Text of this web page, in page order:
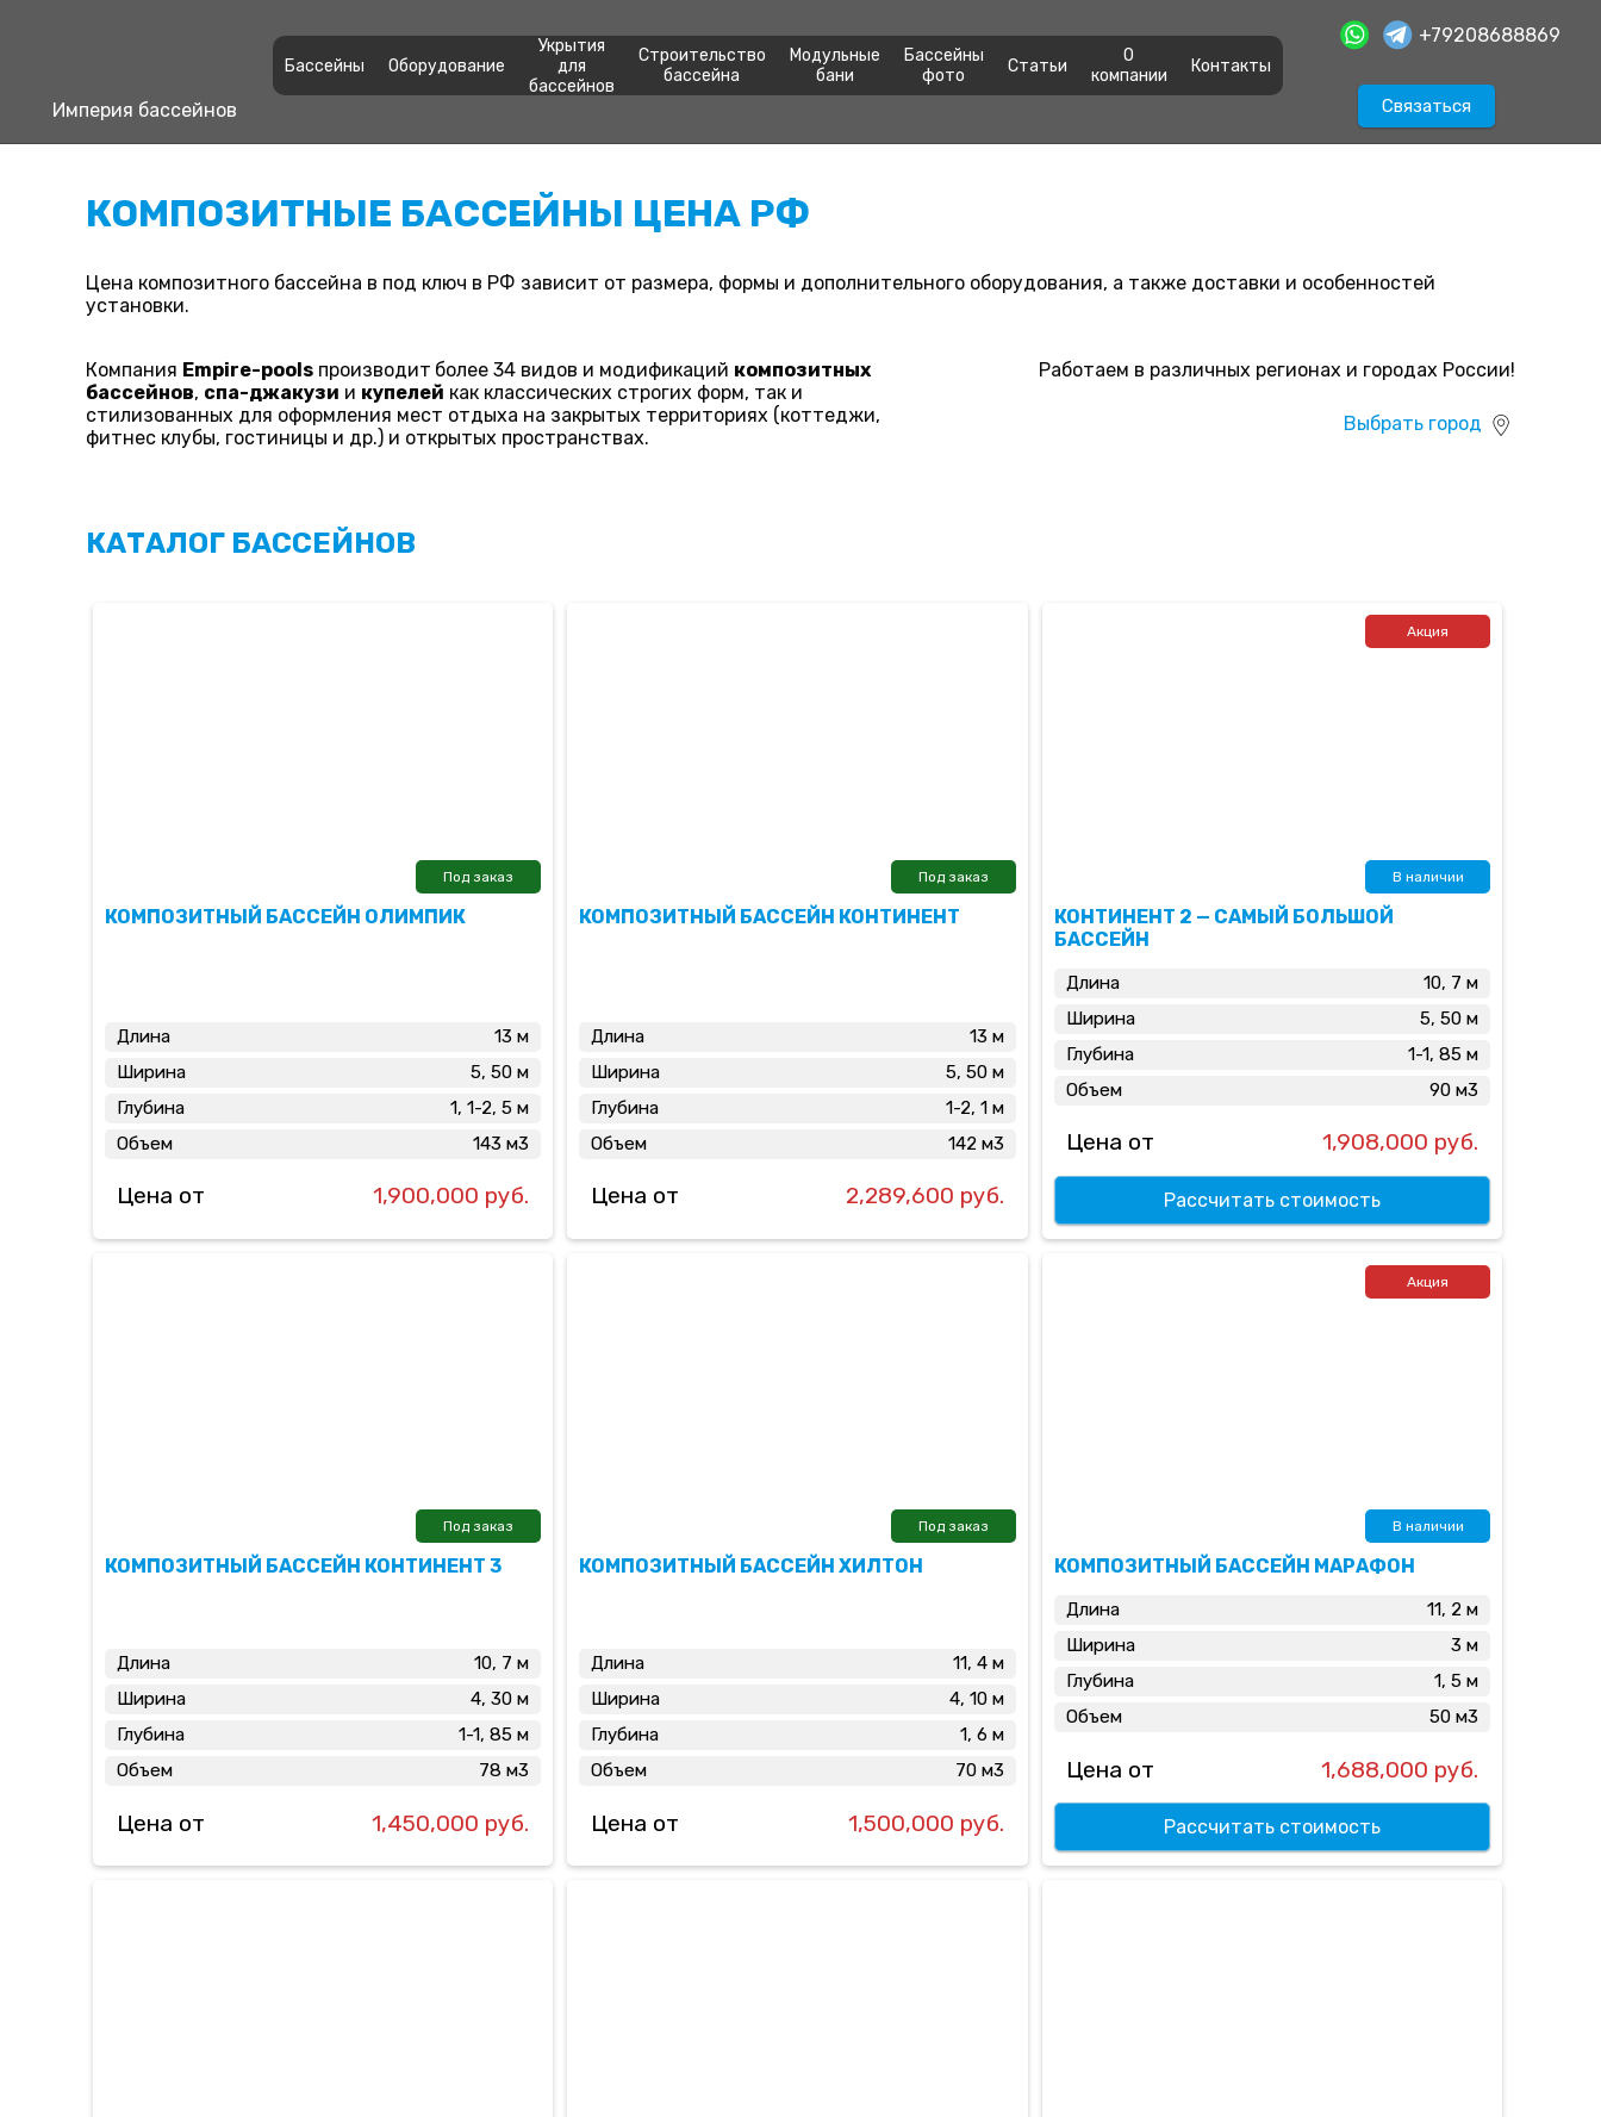
Империя бассейнов
Бассейны Оборудование
Укрытия
для
бассейнов
Строительство
бассейна
Модульные
бани
Бассейны
фото
Статьи
О
компании
Контакты
+79208688869
Связаться
КОМПОЗИТНЫЕ БАССЕЙНЫ ЦЕНА РФ
Цена композитного бассейна в под ключ в РФ зависит от размера, формы и дополнительного оборудования, а также доставки и особенностей
установки.
Компания Empire-pools производит более 34 видов и модификаций композитных
бассейнов, спа-джакузи и купелей как классических строгих форм, так и
стилизованных для оформления мест отдыха на закрытых территориях (коттеджи,
фитнес клубы, гостиницы и др.) и открытых пространствах.
Работаем в различных регионах и городах России!
Выбрать город
КАТАЛОГ БАССЕЙНОВ
Под заказ
КОМПОЗИТНЫЙ БАССЕЙН ОЛИМПИК
Длина
13 м
Ширина
5, 50 м
Глубина
1, 1-2, 5 м
Объем
143 м3
Цена от 1,900,000 руб.
Под заказ
КОМПОЗИТНЫЙ БАССЕЙН КОНТИНЕНТ
Длина
13 м
Ширина
5, 50 м
Глубина
1-2, 1 м
Объем
142 м3
Цена от 2,289,600 руб.
Акция
В наличии
КОНТИНЕНТ 2 — САМЫЙ БОЛЬШОЙ
БАССЕЙН
Длина
10, 7 м
Ширина
5, 50 м
Глубина
1-1, 85 м
Объем
90 м3
Цена от 1,908,000 руб.
Рассчитать стоимость
Под заказ
КОМПОЗИТНЫЙ БАССЕЙН КОНТИНЕНТ 3
Длина
10, 7 м
Ширина
4, 30 м
Глубина
1-1, 85 м
Объем
78 м3
Цена от 1,450,000 руб.
Под заказ
КОМПОЗИТНЫЙ БАССЕЙН ХИЛТОН
Длина
11, 4 м
Ширина
4, 10 м
Глубина
1, 6 м
Объем
70 м3
Цена от 1,500,000 руб.
Акция
В наличии
КОМПОЗИТНЫЙ БАССЕЙН МАРАФОН
Длина
11, 2 м
Ширина
3 м
Глубина
1, 5 м
Объем
50 м3
Цена от 1,688,000 руб.
Рассчитать стоимость